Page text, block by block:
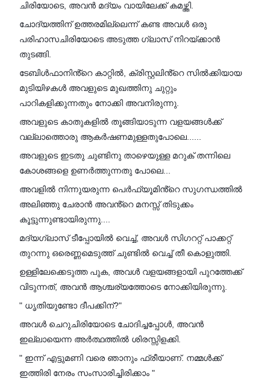
ചിരിയോടെ, അവൻ മദ്യം വായിലേക്ക് കമഴ്ത്തി.
ചോദ്യത്തിന് ഉത്തരമില്ലെന്ന് കണ്ട അവൾ ഒരു
പരിഹാസചിരിയോടെ അടുത്ത ഗ്ലാസ് നിറയ്ക്കാൻ
തുടങ്ങി.
ടേബിൾഫാനിൻ്റെ കാറ്റിൽ, ക്രിസ്റ്റലിൻ്റെ സിൽക്കിയായ
മുടിയിഴകൾ അവളുടെ മുഖത്തിനു ചുറ്റും
പാറികളിക്കുന്നതും നോക്കി അവനിരുന്നു.
അവളുടെ കാതുകളിൽ തൂങ്ങിയാടുന്ന വളയങ്ങൾക്ക്
വല്ലാത്തൊരു ആകർഷണമുള്ളതുപോലെ......
അവളുടെ ഇടതു ചുണ്ടിനു താഴെയുള്ള മറുക് തന്നിലെ
കോശങ്ങളെ ഉണർത്തുന്നതു പോലെ...
അവളിൽ നിന്നുയരുന്ന പെർഫ്യൂമിൻ്റെ സുഗന്ധത്തിൽ
അലിഞ്ഞു ചേരാൻ അവൻ്റെ മനസ്സ് തിടുക്കം
കൂട്ടുന്നുണ്ടായിരുന്നു....
മദ്യഗ്ലാസ് ടീപ്പോയിൽ വെച്ച്, അവൾ സിഗററ്റ് പാക്കറ്റ്
തുറന്നു ഒരെണ്ണമെടുത്ത് ചുണ്ടിൽ വെച്ച് തീ കൊളുത്തി.
ഉള്ളിലേക്കെടുത്ത പുക, അവൾ വളയങ്ങളായി പുറത്തേക്ക്
വിടുന്നത്, അവൻ ആശ്ചര്യത്തോടെ നോക്കിയിരുന്നു.
" ധൃതിയുണ്ടോ ദീപക്കിന്?"
അവൾ ചെറുചിരിയോടെ ചോദിച്ചപ്പോൾ, അവൻ
ഇല്ലായെന്ന അർത്ഥത്തിൽ ശിരസ്സിളക്കി.
" ഇന്ന് എട്ടുമണി വരെ ഞാനും ഫ്രീയാണ്. നമ്മൾക്ക്
ഇത്തിരി നേരം സംസാരിച്ചിരിക്കാം "